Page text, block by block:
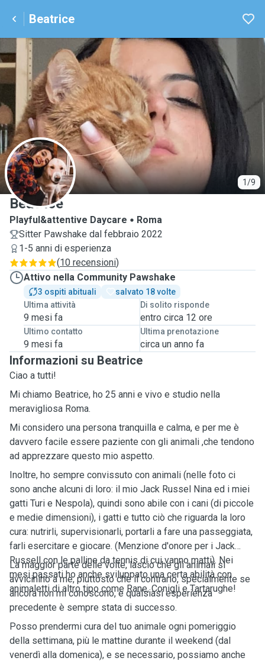
Beatrice
1/9
B
Beatrice
Playful&attentive Daycare
Roma
Sitter Pawshake dal febbraio 2022
1-5 anni di esperienza
(10 recensioni)
Attivo nella Community Pawshake
3 ospiti abituali
salvato 18 volte
Ultima attività
9 mesi fa
Di solito risponde
entro circa 12 ore
Ultimo contatto
9 mesi fa
Ultima prenotazione
circa un anno fa
Informazioni su Beatrice
Ciao a tutti!
Mi chiamo Beatrice, ho 25 anni e vivo e studio nella
meravigliosa Roma.
Mi considero una persona tranquilla e calma, e per me è
davvero facile essere paziente con gli animali ,che tendono
ad apprezzare questo mio aspetto.
Inoltre, ho sempre convissuto con animali (nelle foto ci
sono anche alcuni di loro: il mio Jack Russel Nina ed i miei
gatti Turi e Nespola), quindi sono abile con i cani (di piccole
e medie dimensioni), i gatti e tutto ciò che riguarda la loro
cura: nutrirli, supervisionarli, portarli a fare una passeggiata,
farli esercitare e giocare. (Menzione d'onore per i Jack
Russell con le palline da tennis di cui vanno matti). Nei
mesi passati ho anche sviluppato una certa abilità con
animaletti di altro tipo come Rane, Conigli e Tartarughe!
La maggior parte delle volte, lascio che gli animali si
avvicinino a me, piuttosto che il contrario, specialmente se
ancora non mi conoscono, e qualsiasi esperienza
precedente è sempre stata di successo.
Posso prendermi cura del tuo animale ogni pomeriggio
della settimana, più le mattine durante il weekend (dal
venerdì alla domenica), e se necessario, possiamo anche